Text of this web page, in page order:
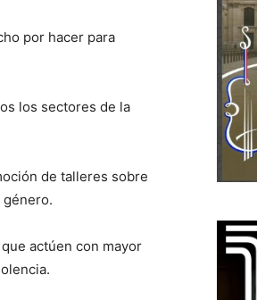
por hacer para
los sectores de la
de talleres sobre
género.
actúen con mayor